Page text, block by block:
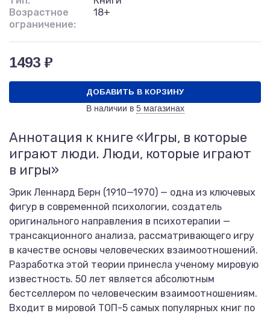
Возрастное
ограничение:
18+
1493 ₽
ДОБАВИТЬ В КОРЗИНУ
В наличии в 5 магазинах
Аннотация к книге «Игры, в которые
играют люди. Люди, которые играют
в игры»
Эрик Леннард Берн (1910—1970) — одна из ключевых
фигур в современной психологии, создатель
оригинального направления в психотерапии —
трансакционного анализа, рассматривающего игру
в качестве основы человеческих взаимоотношений.
Разработка этой теории принесла ученому мировую
известность. 50 лет является абсолютным
бестселлером по человеческим взаимоотношениям.
Входит в мировой ТОП-5 самых популярных книг по